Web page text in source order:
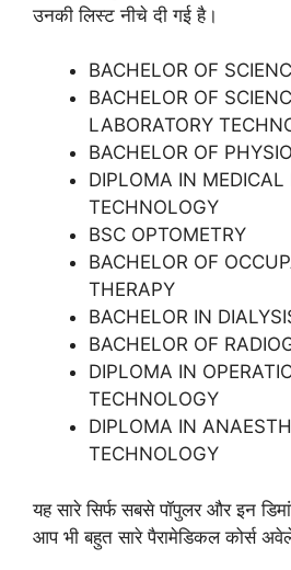
उनकी लिस्ट नीचे दी गई है।
BACHELOR OF
BACHELOR OF
LABORATORY
BACHELOR OF
DIPLOMA IN MEDICAL
TECHNOLOGY
BSC OPTOMETRY
BACHELOR OF
THERAPY
BACHELOR IN
BACHELOR OF
DIPLOMA IN
TECHNOLOGY
DIPLOMA IN
TECHNOLOGY
यह सारे सिर्फ सबसे पॉपुलर और इन
आप भी बहुत सारे पैरामेडिकल कोर्स